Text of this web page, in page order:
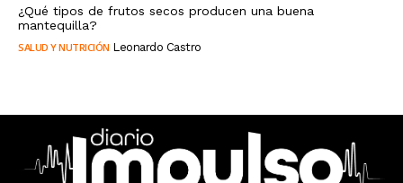
¿Qué tipos de frutos secos producen una buena
mantequilla?
SALUD Y NUTRICIÓN Leonardo Castro